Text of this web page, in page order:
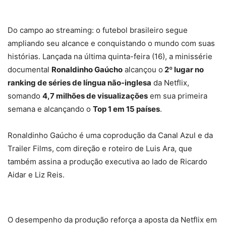
Do campo ao streaming: o futebol brasileiro segue
ampliando seu alcance e conquistando o mundo com suas
histórias. Lançada na última quinta-feira (16), a minissérie
documental Ronaldinho Gaúcho alcançou o 2º lugar no
ranking de séries de língua não-inglesa da Netflix,
somando 4,7 milhões de visualizações em sua primeira
semana e alcançando o Top 1 em 15 países.
Ronaldinho Gaúcho é uma coprodução da Canal Azul e da
Trailer Films, com direção e roteiro de Luis Ara, que
também assina a produção executiva ao lado de Ricardo
Aidar e Liz Reis.
O desempenho da produção reforça a aposta da Netflix em